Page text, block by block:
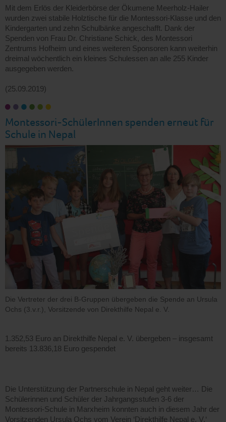
Mit dem Erlös der Kleiderbörse der Ökumene Meerholz-Hailer
wurden zwei stabile Holztische für die Montessori-Klasse und den
Kindergarten und zehn Schulbänke angeschafft. Dank der
Spenden von Frau Dr. Christiane Schick, des Montessori
Zentrums Hofheim und eines weiteren Sponsoren kann weiterhin
dreimal wöchentlich ein kleines Schulessen an alle 255 Kinder
ausgegeben werden.
(25.09.2019)
Montessori-SchülerInnen spenden erneut für
Schule in Nepal
Die Vertreter der drei B-Gruppen übergeben die Spende an Ursula
Ochs (3.v.r.), Vorsitzende von Direkthilfe Nepal e. V.
1.352,53 Euro an Direkthilfe Nepal e. V. übergeben – insgesamt
bereits 13.836,18 Euro gespendet
Die Unterstützung der Partnerschule in Nepal geht weiter… Die
Schülerinnen und Schüler der Jahrgangsstufen 3-6 der
Montessori-Schule in Marxheim konnten auch in diesem Jahr der
Vorsitzenden Ursula Ochs vom Verein ‘Direkthilfe Nepal e. V.‘